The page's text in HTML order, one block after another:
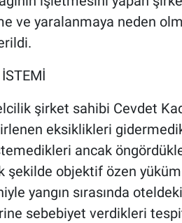
ve yaralanmaya neden
şirket sahibi Cevdet
eksiklikleri
ancak
şekilde objektif özen
yangın sırasında
sebebiyet verdikleri